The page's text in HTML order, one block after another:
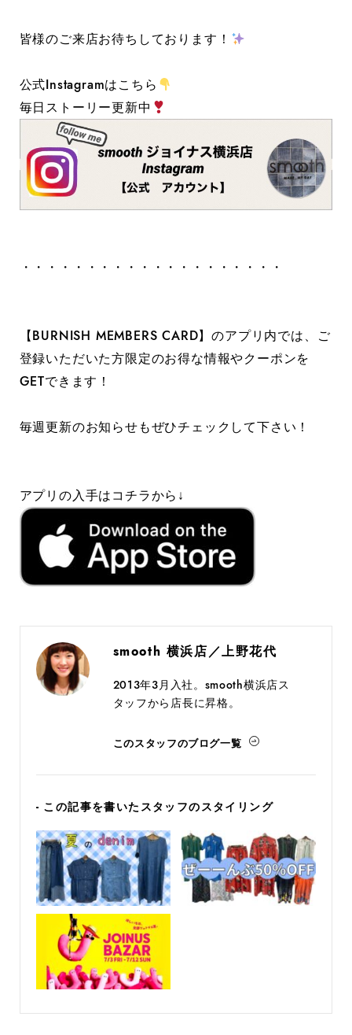
皆様のご来店お待ちしております！
公式Instagramはこちら
毎日ストーリー更新中
・・・・・・・・・・・・・・・・・・・・
【BURNISH MEMBERS CARD】のアプリ内では、ご
登録いただいた方限定のお得な情報やクーポンを
GETできます！
毎週更新のお知らせもぜひチェックして下さい！
アプリの入手はコチラから↓
smooth 横浜店／上野花代
2013年3月入社。smooth横浜店ス
タッフから店長に昇格。
このスタッフのブログ一覧
- この記事を書いたスタッフのスタイリング